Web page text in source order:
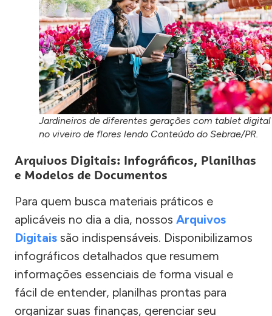
Jardineiros de diferentes gerações com tablet digital
no viveiro de flores lendo Conteúdo do Sebrae/PR.
Arquivos Digitais: Infográficos, Planilhas
e Modelos de Documentos
Para quem busca materiais práticos e
aplicáveis no dia a dia, nossos Arquivos
Digitais são indispensáveis. Disponibilizamos
infográficos detalhados que resumem
informações essenciais de forma visual e
fácil de entender, planilhas prontas para
organizar suas finanças, gerenciar seu